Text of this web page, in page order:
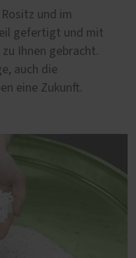
und im
gefertigt und mit
Ihnen gebracht.
auch die
eine Zukunft.